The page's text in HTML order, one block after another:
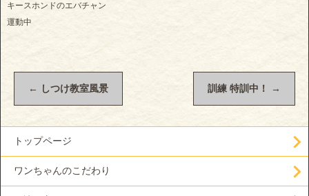
キースホンドのエバチャン
運動中
← しつけ教室風景 訓練 特訓中！ →
トップページ
ワンちゃんのこだわり